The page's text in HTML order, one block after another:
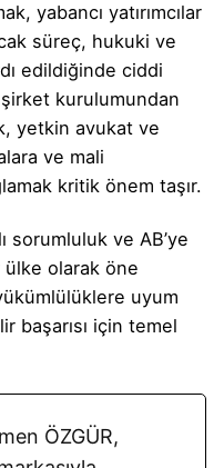
yabancı yatırımcılar
süreç, hukuki ve
edildiğinde ciddi
şirket kurulumundan
yetkin avukat ve
ve mali
kritik önem taşır.
sorumluluk ve AB’ye
ülke olarak öne
uyum
başarısı için temel
ÖZGÜR,